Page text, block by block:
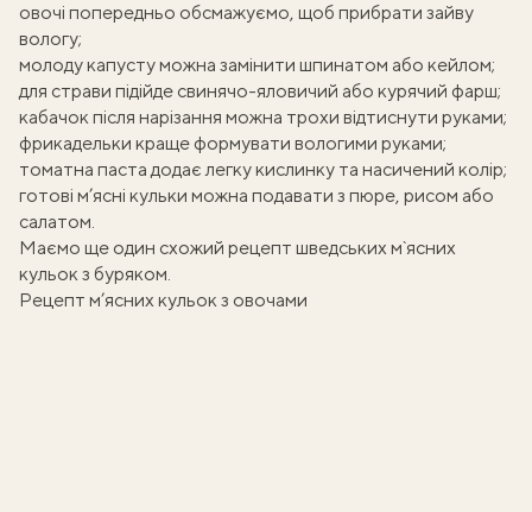
овочі попередньо обсмажуємо, щоб прибрати зайву
вологу;
молоду капусту можна замінити шпинатом або кейлом;
для страви підійде свинячо-яловичий або курячий фарш;
кабачок після нарізання можна трохи відтиснути руками;
фрикадельки краще формувати вологими руками;
томатна паста додає легку кислинку та насичений колір;
готові м’ясні кульки можна подавати з пюре, рисом або
салатом.
Маємо ще один схожий рецепт шведських м`ясних
кульок з буряком.
Рецепт м’ясних кульок з овочами